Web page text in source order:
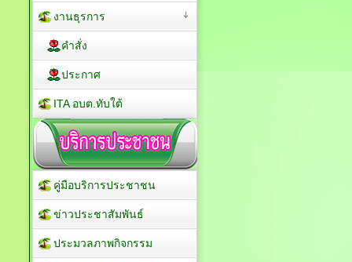
งานธุรการ
คำสั่ง
ประกาศ
ITA อบต.ทับใต้
คู่มือบริการประชาชน
ข่าวประชาสัมพันธ์
ประมวลภาพกิจกรรม